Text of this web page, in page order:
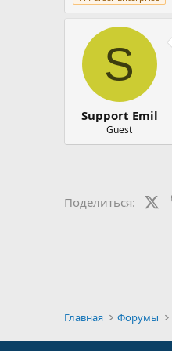
S
Support Emil
Guest
Поделиться:
Главная Форумы